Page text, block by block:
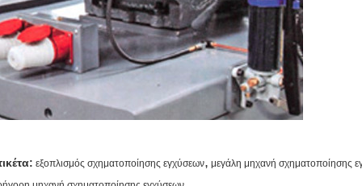
εξοπλισμός σχηματοποίησης εγχύσεων, μεγάλη μηχανή σχηματοποίησης